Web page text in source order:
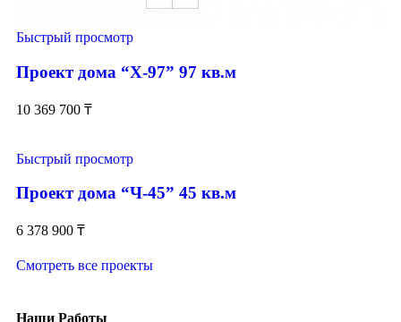
Быстрый просмотр
Проект дома “Х-97” 97 кв.м
10 369 700 ₸
Быстрый просмотр
Проект дома “Ч-45” 45 кв.м
6 378 900 ₸
Смотреть все проекты
Наши Работы